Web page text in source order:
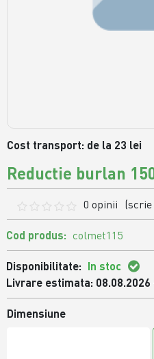
Cost transport: de la 23 lei
Reductie burlan
0 opinii (scrie
Cod produs: colmet115
Disponibilitate: In stoc
Livrare estimata: 08.08.2026
Dimensiune